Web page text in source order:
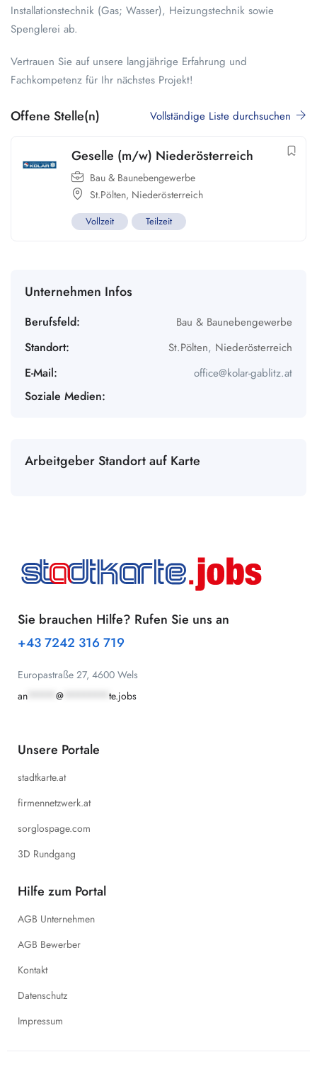
Installationstechnik (Gas; Wasser), Heizungstechnik sowie
Spenglerei ab.
Vertrauen Sie auf unsere langjährige Erfahrung und
Fachkompetenz für Ihr nächstes Projekt!
Offene Stelle(n) Vollständige Liste durchsuchen
Geselle (m/w) Niederösterreich
Bau & Baunebengewerbe
St.Pölten, Niederösterreich
Vollzeit Teilzeit
Unternehmen Infos
Berufsfeld: Bau & Baunebengewerbe
Standort: St.Pölten, Niederösterreich
E-Mail: office@kolar-gablitz.at
Soziale Medien:
Arbeitgeber Standort auf Karte
Sie brauchen Hilfe? Rufen Sie uns an
+43 7242 316 719
Europastraße 27, 4600 Wels
an
@ te.jobs
Unsere Portale
stadtkarte.at
firmennetzwerk.at
sorglospage.com
3D Rundgang
Hilfe zum Portal
AGB Unternehmen
AGB Bewerber
Kontakt
Datenschutz
Impressum